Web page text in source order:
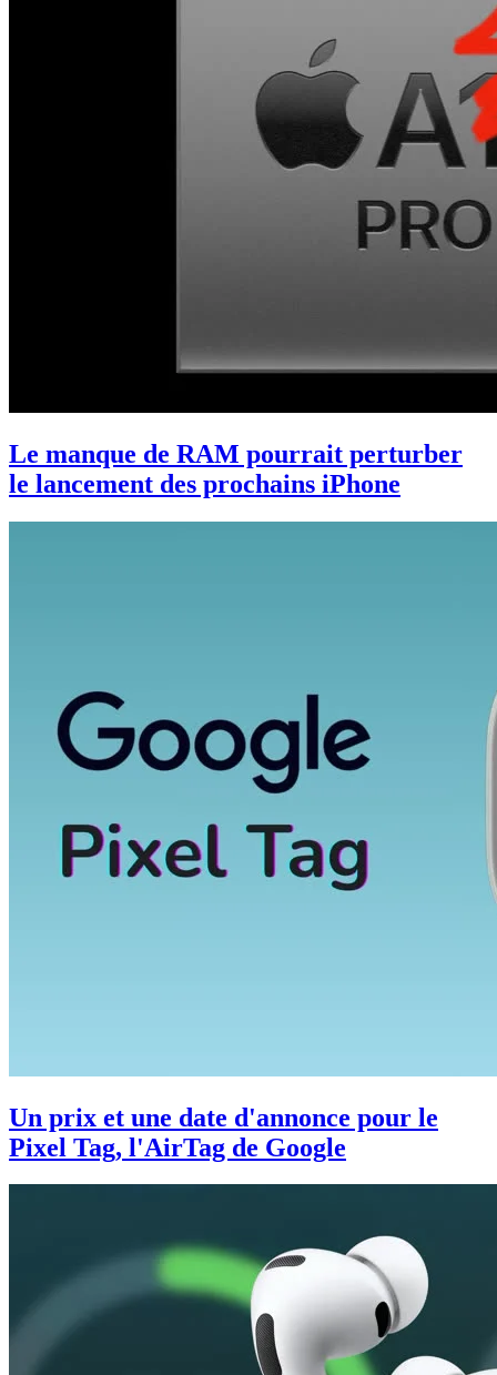
Le manque de RAM pourrait perturber
le lancement des prochains iPhone
Un prix et une date d'annonce pour le
Pixel Tag, l'AirTag de Google